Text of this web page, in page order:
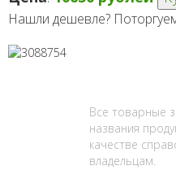
Нашли дешевле?
Все товарные
названия
качестве
владельцам.